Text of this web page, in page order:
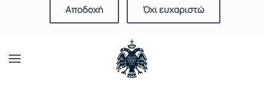
Αποδοχή Όχι ευχαριστώ